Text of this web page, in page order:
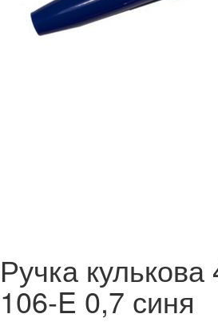
Ручка
106-E 0,7 синя